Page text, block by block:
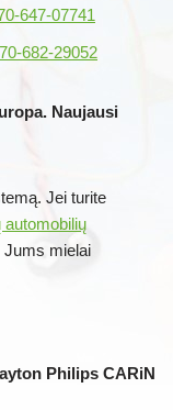
647-07741
682-29052
Naujausi
Jei turite
automobilių
Jums mielai
Philips CARiN